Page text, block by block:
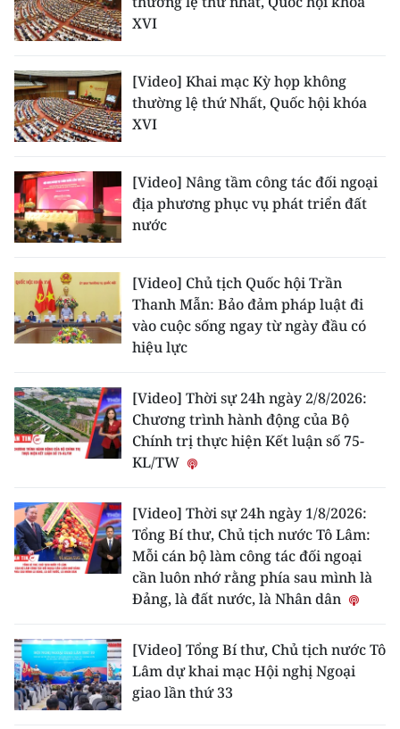
XVI
[Video] Khai mạc Kỳ họp không
thường lệ thứ Nhất, Quốc hội khóa
XVI
[Video] Nâng tầm công tác đối ngoại
địa phương phục vụ phát triển đất
nước
[Video] Chủ tịch Quốc hội Trần
Thanh Mẫn: Bảo đảm pháp luật đi
vào cuộc sống ngay từ ngày đầu có
hiệu lực
[Video] Thời sự 24h ngày 2/8/2026:
Chương trình hành động của Bộ
Chính trị thực hiện Kết luận số 75-
KL/TW
[Video] Thời sự 24h ngày 1/8/2026:
Tổng Bí thư, Chủ tịch nước Tô Lâm:
Mỗi cán bộ làm công tác đối ngoại
cần luôn nhớ rằng phía sau mình là
Đảng, là đất nước, là Nhân dân
[Video] Tổng Bí thư, Chủ tịch nước Tô
Lâm dự khai mạc Hội nghị Ngoại
giao lần thứ 33